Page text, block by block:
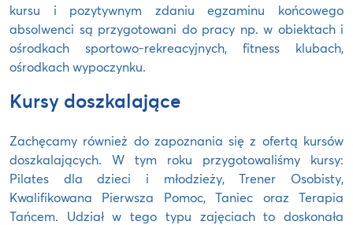
kursu i pozytywnym zdaniu egzaminu końcowego
absolwenci są przygotowani do pracy np. w obiektach i
ośrodkach sportowo-rekreacyjnych, fitness klubach,
ośrodkach wypoczynku.
Kursy doszkalające
Zachęcamy również do zapoznania się z ofertą kursów
doszkalających. W tym roku przygotowaliśmy kursy:
Pilates dla dzieci i młodzieży, Trener Osobisty,
Kwalifikowana Pierwsza Pomoc, Taniec oraz Terapia
Tańcem. Udział w tego typu zajęciach to doskonała